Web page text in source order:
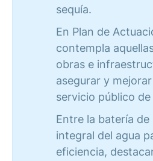
sequía.
En Plan de
contempla
obras e
asegurar y
servicio público de
Entre la batería
integral del agua
eficiencia,